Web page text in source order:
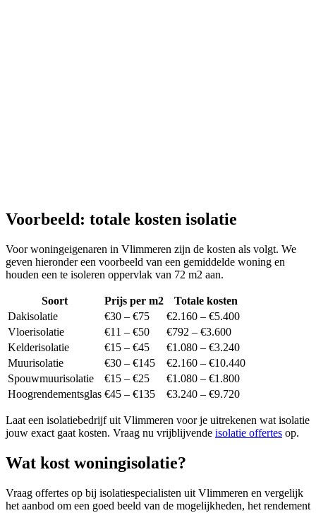
Voorbeeld: totale kosten isolatie
Voor woningeigenaren in Vlimmeren zijn de kosten als volgt. We
geven hieronder een voorbeeld van een gemiddelde woning en
houden een te isoleren oppervlak van 72 m2 aan.
Soort Prijs per m2
Totale kosten
Dakisolatie
€30 – €75
€2.160 – €5.400
Vloerisolatie
€11 – €50
€792 – €3.600
Kelderisolatie
€15 – €45
€1.080 – €3.240
Muurisolatie
€30 – €145
€2.160 – €10.440
Spouwmuurisolatie
€15 – €25
€1.080 – €1.800
Hoogrendementsglas €45 – €135 €3.240 – €9.720
Laat een isolatiebedrijf uit Vlimmeren voor je uitrekenen wat isolatie
jouw exact gaat kosten. Vraag nu vrijblijvende isolatie offertes op.
Wat kost woningisolatie?
Vraag offertes op bij isolatiespecialisten uit Vlimmeren en vergelijk
het aanbod om een goed beeld van de mogelijkheden, het rendement